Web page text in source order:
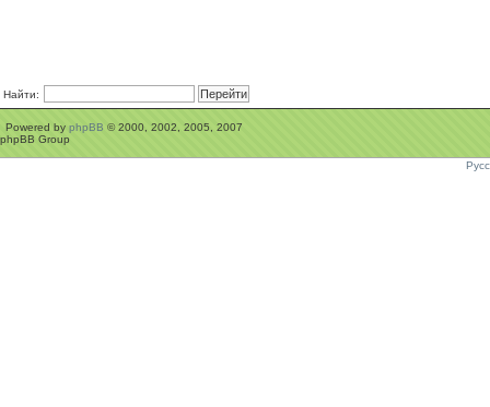
Найти:
Powered by phpBB © 2000, 2002, 2005, 2007
phpBB Group